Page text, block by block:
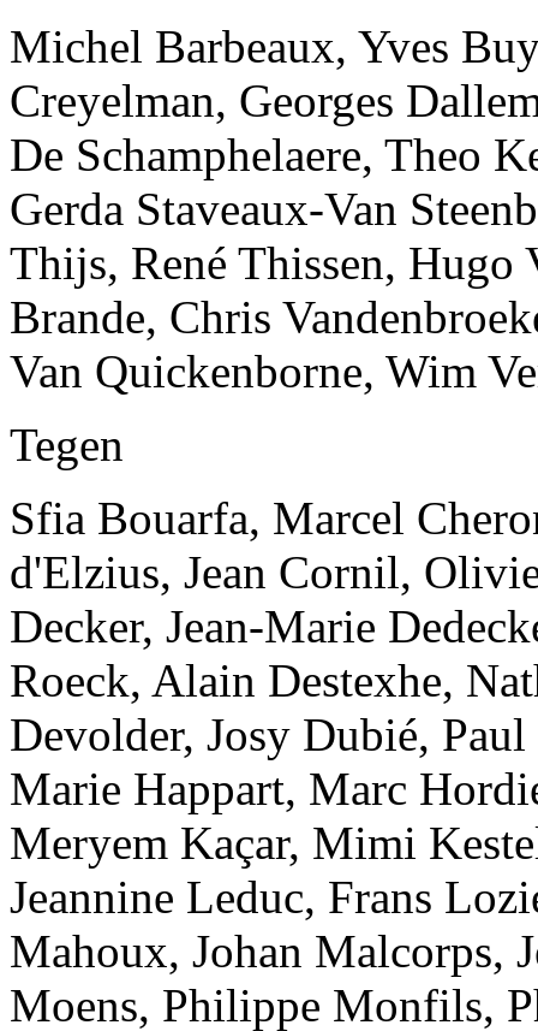
Michel Barbeaux, Yves
Creyelman, Georges
De Schamphelaere, Theo
Gerda Staveaux-Van
Thijs, René Thissen, Hugo
Brande, Chris
Van Quickenborne, Wim
Tegen
Sfia Bouarfa, Marcel
d'Elzius, Jean Cornil,
Decker, Jean-Marie
Roeck, Alain Destexhe,
Devolder, Josy Dubié,
Marie Happart, Marc
Meryem Kaçar, Mimi
Jeannine Leduc, Frans
Mahoux, Johan Malcorps,
Moens, Philippe Monfils,